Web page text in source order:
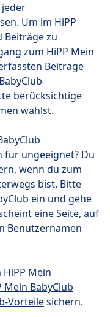
jeder
Um im HiPP
Beiträge zu
zum HiPP Mein
Beiträge
berücksichtige
wählst.
für ungeeignet? Du
wenn du zum
bist. Bitte
ein und gehe
eine Seite, auf
Benutzernamen
Mein
Mein BabyClub
Vorteilesichern.